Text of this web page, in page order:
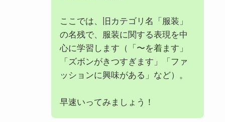
ここでは、旧カテゴリ名「服装」
の名残で、服装に関する表現を中
心に学習します（「〜を着ます」
「ズボンがきつすぎます」「ファ
ッションに興味がある」など）。
早速いってみましょう！